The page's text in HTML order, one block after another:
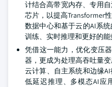
计结合高带宽内存、专用
芯片，以提高Transformer
数据中心和基于云的AI系
训练、实时推理和更好的能
凭借这一能力，优化变压
器，更成为处理高吞吐量
云计算、自主系统和边缘
低延迟推理、多模态AI应